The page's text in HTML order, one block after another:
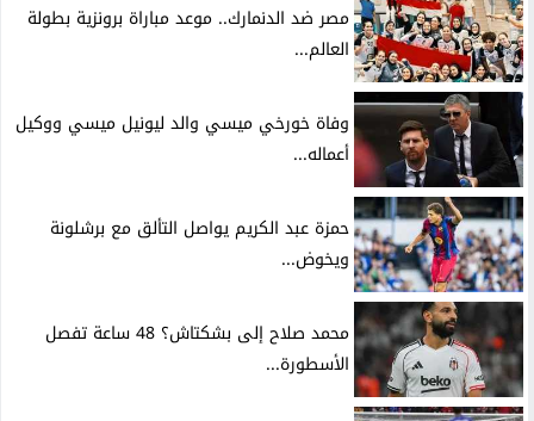
مصر ضد الدنمارك.. موعد مباراة برونزية بطولة
العالم...
وفاة خورخي ميسي والد ليونيل ميسي ووكيل
أعماله...
حمزة عبد الكريم يواصل التألق مع برشلونة
ويخوض...
محمد صلاح إلى بشكتاش؟ 48 ساعة تفصل
الأسطورة...